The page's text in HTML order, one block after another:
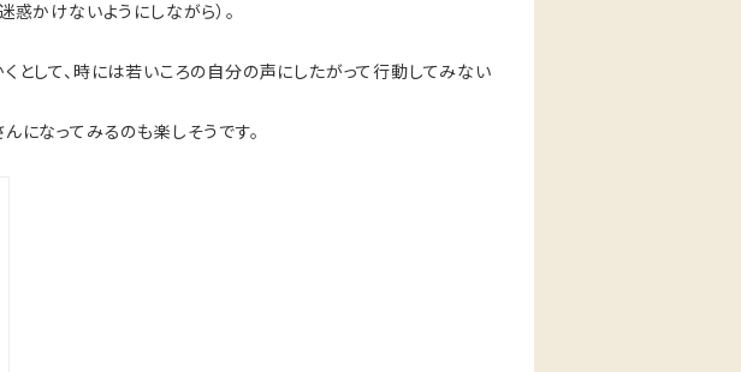
惑かけないようにしながら）。
として、時には若いころの自分の声にしたがって行動してみない
になってみるのも楽しそうです。